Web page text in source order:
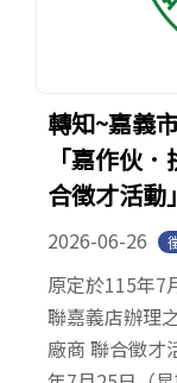
轉知~嘉義
「嘉作伙
合徵才活動」
2026-06-26
原定於115年7
聯嘉義店辦理
廠商 聯合徵才